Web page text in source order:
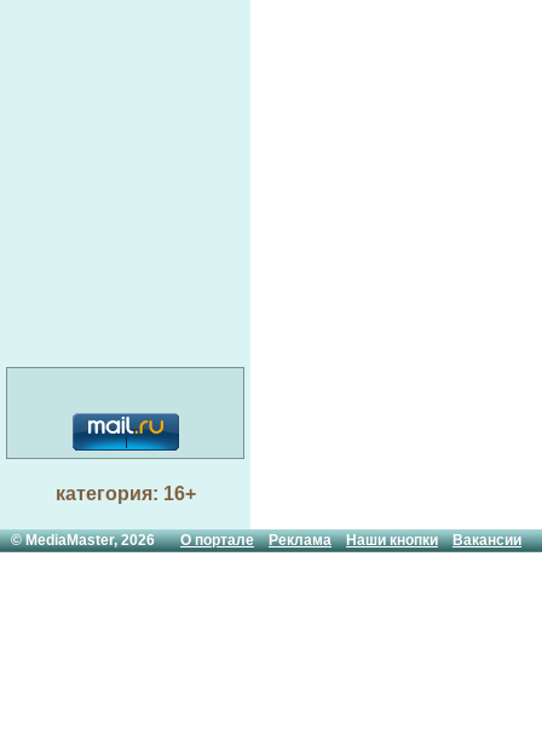
категория: 16+
© MediaMaster, 2026О портале Реклама Наши кнопки Вакансии